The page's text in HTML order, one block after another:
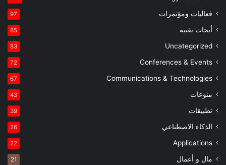
فعاليات ومؤتمرات 97
أبحاث تقنية 85
Uncategorized
83
Conferences & Events
72
Communications & Technologies
67
منوعات 43
تطبيقات 39
الذكاء الاصطناعي 26
Applications
22
مال و أعمال 21